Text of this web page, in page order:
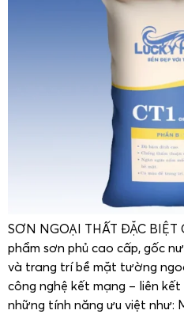
SƠN NGOẠI THẤT ĐẶC BIỆT
phẩm sơn phủ cao cấp, gốc
và trang trí bề mặt tường
công nghệ kết mạng – liên kết
những tính năng ưu việt như: